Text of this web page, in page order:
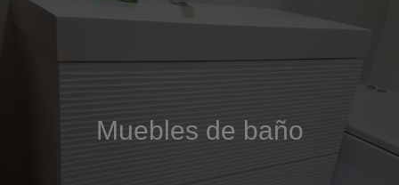
Muebles de baño